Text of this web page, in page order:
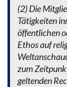
(2) Die
Tätigkeiten
öffentlichen
Ethos auf
zum
geltenden